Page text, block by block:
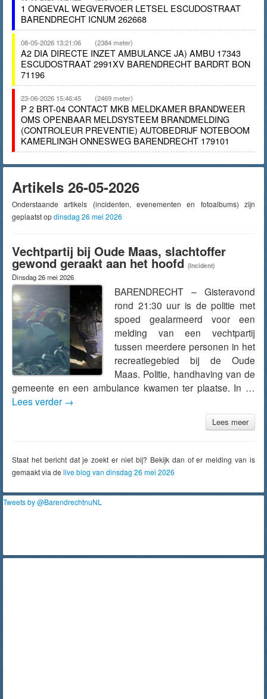
1 ONGEVAL WEGVERVOER LETSEL ESCUDOSTRAAT
BARENDRECHT ICNUM 262668
08-05-2026 13:21:06 (2384 meter)
A2 DIA DIRECTE INZET AMBULANCE JA) AMBU 17343
ESCUDOSTRAAT 2991XV BARENDRECHT BARDRT BON
71196
23-06-2026 15:46:45 (2469 meter)
P 2 BRT-04 CONTACT MKB MELDKAMER BRANDWEER
OMS OPENBAAR MELDSYSTEEM BRANDMELDING
(CONTROLEUR PREVENTIE) AUTOBEDRIJF NOTEBOOM
KAMERLINGH ONNESWEG BARENDRECHT 179101
Artikels 26-05-2026
Onderstaande artikels (incidenten, evenementen en fotoalbums) zijn
geplaatst opdinsdag 26 mei 2026
Vechtpartij bij Oude Maas, slachtoffer
gewond geraakt aan het hoofd (Incident)
Dinsdag 26 mei 2026
BARENDRECHT – Gisteravond
rond 21:30 uur is de politie met
spoed gealarmeerd voor een
melding van een vechtpartij
tussen meerdere personen in het
recreatiegebied bij de Oude
Maas. Politie, handhaving van de
gemeente en een ambulance kwamen ter plaatse. In …
Lees verder →
Lees meer
Staat het bericht dat je zoekt er niet bij? Bekijk dan of er melding van is
gemaakt via de live blog van dinsdag 26 mei 2026
Tweets by @BarendrechtnuNL